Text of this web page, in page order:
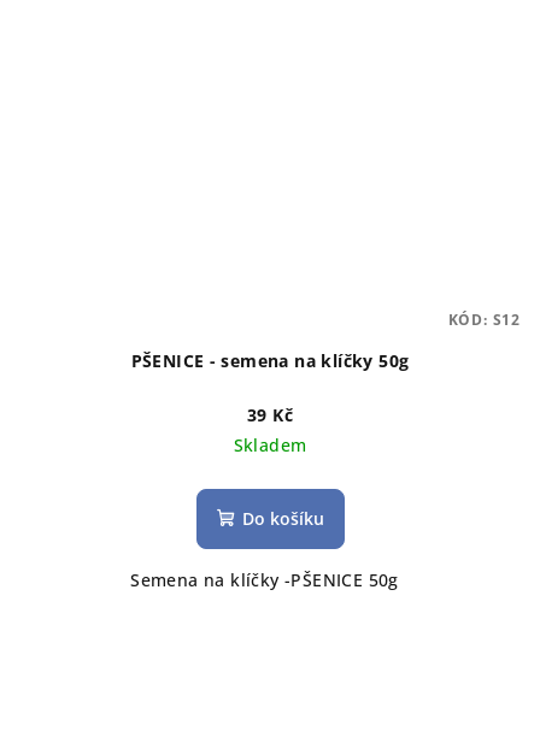
PŠENICE - semena na klíčky 50g
39 Kč
Skladem
Do košíku
Semena na klíčky -PŠENICE 50g
KÓD: S12